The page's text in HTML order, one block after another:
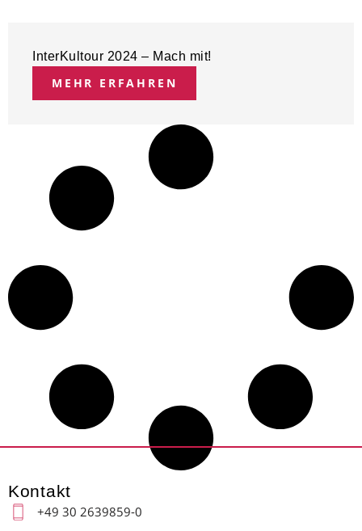
InterKultour 2024 – Mach mit!
MEHR ERFAHREN
Kontakt
+49 30 2639859-0